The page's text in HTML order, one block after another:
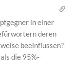
in einer
deren
beeinflussen?
die 95%-